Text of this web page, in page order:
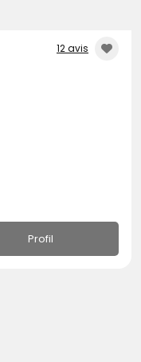
12 avis
Profil